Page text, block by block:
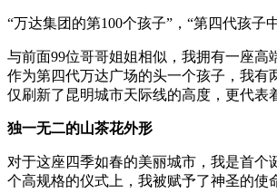
“万达集团的第100个孩子” ， “第四代孩子
与前面99位哥哥姐姐相似，我拥有一座
作为第四代万达广场的头一个孩子，我
仅刷新了昆明城市天际线的高度，更代表
独一无二的山茶花外形
对于这座四季如春的美丽城市，我是首个
个高规格的仪式上，我被赋予了神圣的使